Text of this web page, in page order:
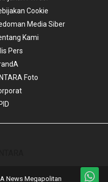
Cookie
Media Siber
Kami
Pers
Foto
News Megapolitan